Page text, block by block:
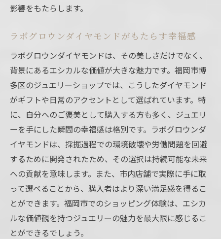
影響をもたらします。
ラボグロウンダイヤモンドがもたらす幸福感
ラボグロウンダイヤモンドは、その美しさだけでなく、
背景にあるエシカルな価値が大きな魅力です。福岡市博
多区のジュエリーショップでは、こうしたダイヤモンド
がギフトや日常のアクセントとして選ばれています。特
に、自分へのご褒美として購入する方も多く、ジュエリ
ーを手にした瞬間の幸福感は格別です。ラボグロウンダ
イヤモンドは、採掘過程での環境破壊や労働問題を回避
するために開発されたため、その選択は持続可能な未来
への貢献を意味します。また、市内店舗で実際に手に取
って選べることから、購入者はより深い満足感を得るこ
とができます。福岡市でのショッピング体験は、エシカ
ルな価値観を持つジュエリーの魅力を最大限に感じるこ
とができるでしょう。